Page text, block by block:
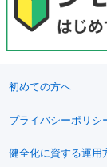
初めての方へ
プライバシーポリシ
健全化に資する運用